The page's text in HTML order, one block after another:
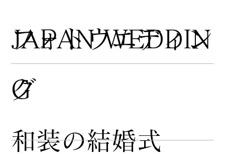
​フォトウエディン
グ
​和装の結婚式
JAPAN WEDDIN
G